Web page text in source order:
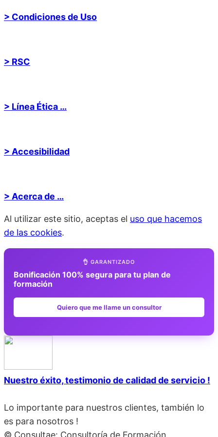
> Condiciones de Uso
> RSC
> Línea Ética …
> Accesibilidad
> Acerca de …
Al utilizar este sitio, aceptas el uso que hacemos
de las cookies.
👌 GARANTIZADO
Bonificación 100% segura para tu plan de
formación
Quiero que me llame un consultor
Nuestro éxito, testimonio de calidad de servicio !
Lo importante para nuestros clientes, también lo
es para nosotros !
© Consultae: Consultoría de Formación